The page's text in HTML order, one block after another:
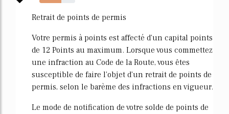
61%
Retrait de points de permis
Votre permis à points est affecté d'un capital points
de 12 Points au maximum. Lorsque vous commettez
une infraction au Code de la Route, vous êtes
susceptible de faire l'objet d'un retrait de points de
permis, selon le barème des infractions en vigueur.
Le mode de notification de votre solde de points de